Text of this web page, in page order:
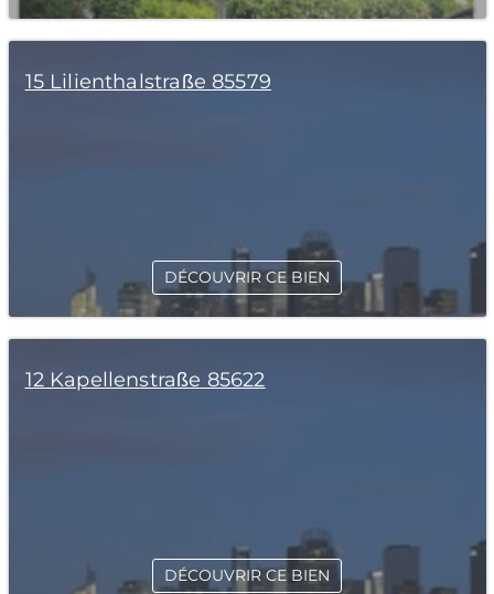
15 Lilienthalstraße 85579
DÉCOUVRIR CE BIEN
12 Kapellenstraße 85622
DÉCOUVRIR CE BIEN